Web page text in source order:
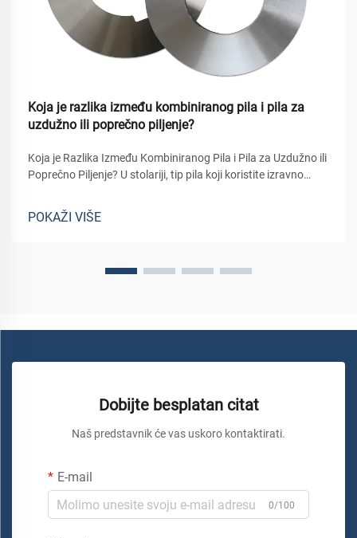
Koja je razlika između kombiniranog pila i pila za
uzdužno ili poprečno piljenje?
Koja je Razlika Između Kombiniranog Pila i Pila za Uzdužno ili
Poprečno Piljenje? U stolariji, tip pila koji koristite izravno
trajanja alata. Tri c...
POKAŽI VIŠE
Dobijte besplatan citat
Naš predstavnik će vas uskoro kontaktirati.
E-mail
0/100